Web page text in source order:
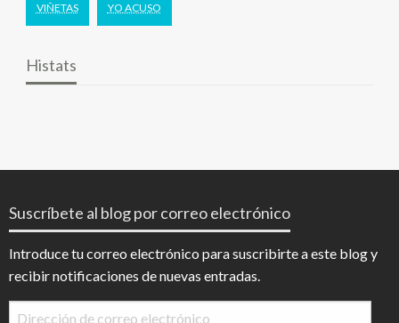
VIÑETAS YO ACUSO
Histats
Suscríbete al blog por correo electrónico
Introduce tu correo electrónico para suscribirte a este blog y
recibir notificaciones de nuevas entradas.
Dirección